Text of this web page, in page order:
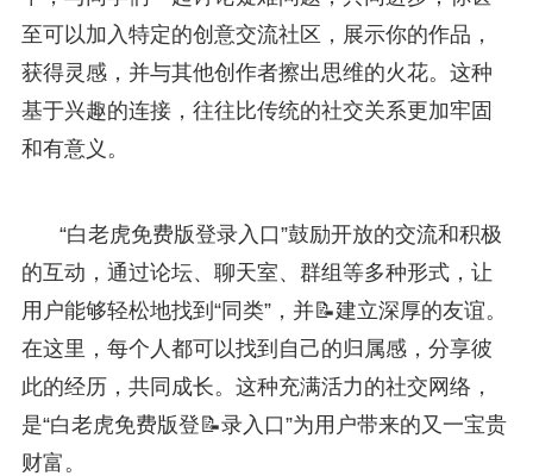
至可以加入特定的创意交流社区，展示你的作品，
获得灵感，并与其他创作者擦出思维的火花。这种
基于兴趣的连接，往往比传统的社交关系更加牢固
和有意义。
“白老虎免费版登录入口”鼓励开放的交流和积极
的互动，通过论坛、聊天室、群组等多种形式，让
用户能够轻松地找到“同类”，并📝建立深厚的友谊。
在这里，每个人都可以找到自己的归属感，分享彼
此的经历，共同成长。这种充满活力的社交网络，
是“白老虎免费版登📝录入口”为用户带来的又一宝贵
财富。